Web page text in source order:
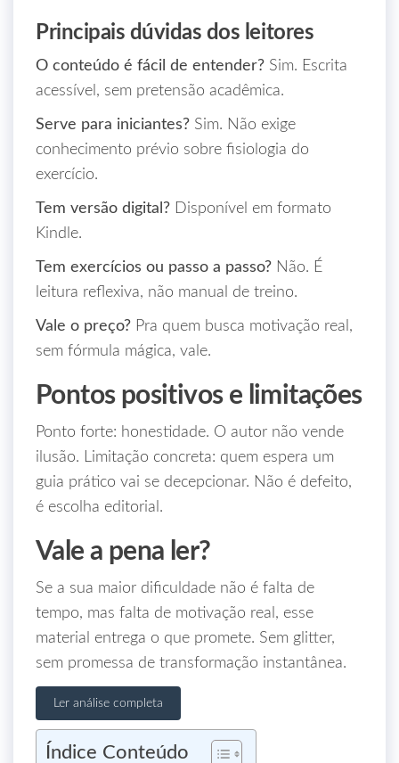
Principais dúvidas dos leitores
O conteúdo é fácil de entender? Sim. Escrita
acessível, sem pretensão acadêmica.
Serve para iniciantes? Sim. Não exige
conhecimento prévio sobre fisiologia do
exercício.
Tem versão digital? Disponível em formato
Kindle.
Tem exercícios ou passo a passo? Não. É
leitura reflexiva, não manual de treino.
Vale o preço? Pra quem busca motivação real,
sem fórmula mágica, vale.
Pontos positivos e limitações
Ponto forte: honestidade. O autor não vende
ilusão. Limitação concreta: quem espera um
guia prático vai se decepcionar. Não é defeito,
é escolha editorial.
Vale a pena ler?
Se a sua maior dificuldade não é falta de
tempo, mas falta de motivação real, esse
material entrega o que promete. Sem glitter,
sem promessa de transformação instantânea.
Ler análise completa
Índice Conteúdo